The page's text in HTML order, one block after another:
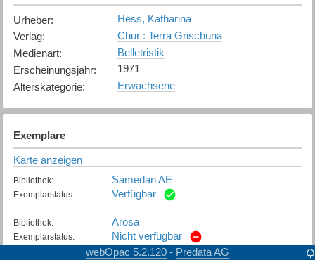
Urheber:
Hess, Katharina
Verlag:
Chur : Terra Grischuna
Medienart:
Belletristik
Erscheinungsjahr:
1971
Alterskategorie: Erwachsene
Exemplare
Karte anzeigen
Bibliothek: Samedan AE
Exemplarstatus: Verfügbar
Bibliothek: Arosa
Exemplarstatus: Nicht verfügbar
webOpac 5.2.120 - Predata AG